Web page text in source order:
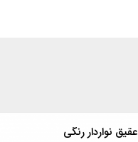
عقیق نواردار رنگی